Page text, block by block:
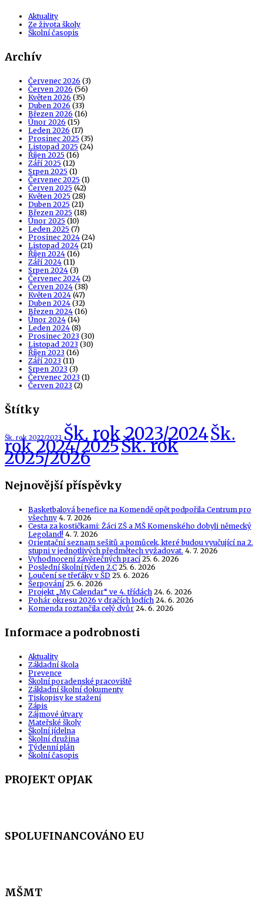
Aktuality
Ze života školy
Školní časopis
Archív
Červenec 2026 (3)
Červen 2026 (56)
Květen 2026 (35)
Duben 2026 (33)
Březen 2026 (16)
Únor 2026 (15)
Leden 2026 (17)
Prosinec 2025 (35)
Listopad 2025 (24)
Říjen 2025 (16)
Září 2025 (12)
Srpen 2025 (1)
Červenec 2025 (1)
Červen 2025 (42)
Květen 2025 (28)
Duben 2025 (21)
Březen 2025 (18)
Únor 2025 (10)
Leden 2025 (7)
Prosinec 2024 (24)
Listopad 2024 (21)
Říjen 2024 (16)
Září 2024 (11)
Srpen 2024 (3)
Červenec 2024 (2)
Červen 2024 (38)
Květen 2024 (47)
Duben 2024 (32)
Březen 2024 (16)
Únor 2024 (14)
Leden 2024 (8)
Prosinec 2023 (30)
Listopad 2023 (30)
Říjen 2023 (16)
Září 2023 (11)
Srpen 2023 (3)
Červenec 2023 (1)
Červen 2023 (2)
Štítky
Šk. rok 2022/2023 Šk. rok 2023/2024Šk.
rok 2024/2025Šk. rok
2025/2026
Nejnovější příspěvky
Basketbalová benefice na Komendě opět podpořila Centrum pro
všechny 4. 7. 2026
Cesta za kostičkami: Žáci ZŠ a MŠ Komenského dobyli německý
Legoland! 4. 7. 2026
Orientační seznam sešitů a pomůcek, které budou vyučující na 2.
stupni v jednotlivých předmětech vyžadovat. 4. 7. 2026
Vyhodnocení závěrečných prací 25. 6. 2026
Poslední školní týden 2.C 25. 6. 2026
Loučení se třeťáky v ŠD 25. 6. 2026
Šerpování 25. 6. 2026
Projekt „My Calendar“ ve 4. třídách 24. 6. 2026
Pohár okresu 2026 v dračích lodích 24. 6. 2026
Komenda roztančila celý dvůr 24. 6. 2026
Informace a podrobnosti
Aktuality
Základní škola
Prevence
Školní poradenské pracoviště
Základní školní dokumenty
Tiskopisy ke stažení
Zápis
Zájmové útvary
Mateřské školy
Školní jídelna
Školní družina
Týdenní plán
Školní časopis
PROJEKT OPJAK
SPOLUFINANCOVÁNO EU
MŠMT